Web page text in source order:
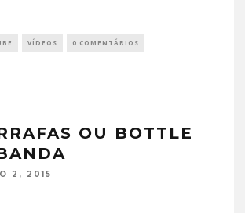
VÍDEOS 0 COMENTÁRIOS
OU BOTTLE
2, 2015